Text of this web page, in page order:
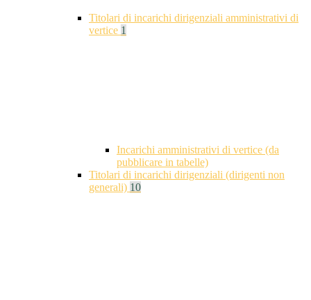
Titolari di incarichi dirigenziali amministrativi di
vertice 1
Incarichi amministrativi di vertice (da
pubblicare in tabelle)
Titolari di incarichi dirigenziali (dirigenti non
generali) 10